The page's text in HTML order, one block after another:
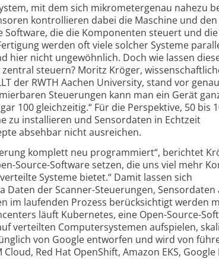
mit dem sich mikrometer­genau nahezu
kontrol­lieren dabei die Maschine und den
Software, die die Komponenten steuert und
werden oft viele solcher Systeme
hier nicht ungewöhnlich. Doch wie lassen
steuern? Moritz Kröger,
der RWTH Aachen University, stand vor
Steuerungen kann man ein Gerät
100 gleich­zeitig.“ Für die Perspektive, 50 bis
zu installieren und Sensordaten in Echtzeit
absehbar nicht ausreichen.
komplett neu programmiert“, berichtet
Source-Software setzen, die uns viel mehr
Systeme bietet.“ Damit lassen sich
Daten der Scanner-Steuerungen, Sensordaten
im laufenden Prozess berück­sichtigt werden
läuft Kubernetes, eine Open-Source-
verteilten Computer­systemen aufspielen,
von Google entworfen und wird von
Red Hat OpenShift, Amazon EKS,